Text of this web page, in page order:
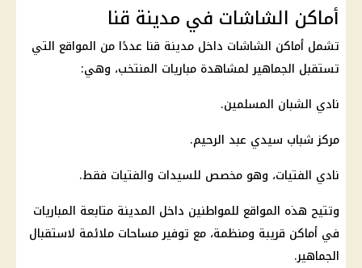
أماكن الشاشات في مدينة قنا
تشمل أماكن الشاشات داخل مدينة قنا عددًا من المواقع التي
تستقبل الجماهير لمشاهدة مباريات المنتخب، وهي:
نادي الشبان المسلمين.
مركز شباب سيدي عبد الرحيم.
نادي الفتيات، وهو مخصص للسيدات والفتيات فقط.
وتتيح هذه المواقع للمواطنين داخل المدينة متابعة المباريات
في أماكن قريبة ومنظمة، مع توفير مساحات ملائمة لاستقبال
الجماهير.